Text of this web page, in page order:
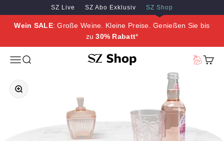
Zum Inhalt springen
Zum Hauptinhalt springen
SZ Live SZ Abo Exklusiv SZ Shop
Wein SALE: Große Weine. Kleine Preise. Genießen Sie bis
zu30% Rabatt*
MenüSuche SZ Erleben
Bild vergrößern